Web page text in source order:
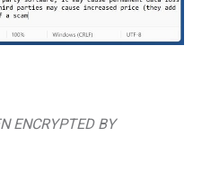
ENCRYPTED BY